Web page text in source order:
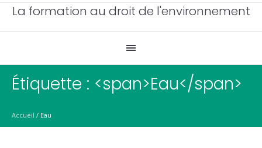
La formation au droit de l'environnement
Étiquette : <span>Eau</span>
Accueil / Eau